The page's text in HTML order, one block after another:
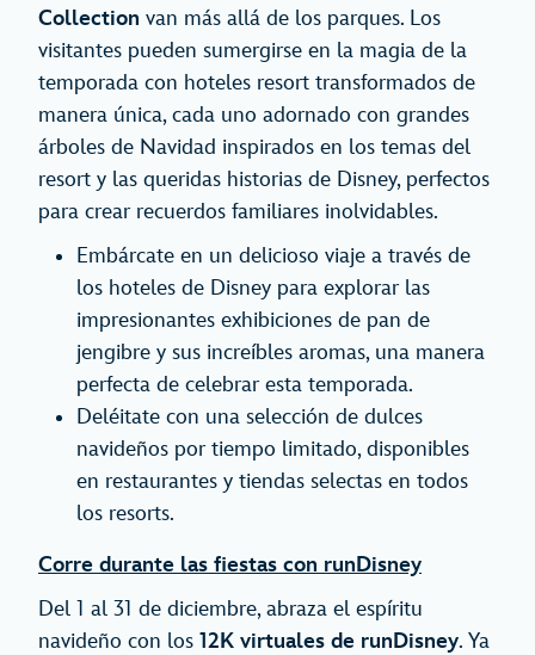
Collection van más allá de los parques. Los
visitantes pueden sumergirse en la magia de la
temporada con hoteles resort transformados de
manera única, cada uno adornado con grandes
árboles de Navidad inspirados en los temas del
resort y las queridas historias de Disney, perfectos
para crear recuerdos familiares inolvidables.
Embárcate en un delicioso viaje a través de
los hoteles de Disney para explorar las
impresionantes exhibiciones de pan de
jengibre y sus increíbles aromas, una manera
perfecta de celebrar esta temporada.
Deléitate con una selección de dulces
navideños por tiempo limitado, disponibles
en restaurantes y tiendas selectas en todos
los resorts.
Corre durante las fiestas con runDisney
Del 1 al 31 de diciembre, abraza el espíritu
navideño con los 12K virtuales de runDisney. Ya